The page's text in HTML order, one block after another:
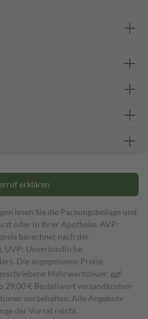
erklären
lesen Sie die Packungsbeilage und
oder in Ihrer Apotheke. AVP:
berechnet nach der
UVP: Unverbindliche
Die angegebenen Preise
Mehrwertsteuer, ggf.
29,00 € Bestell­wert versand­kosten­
vorbehalten. Alle Angebote
der Vorrat reicht.